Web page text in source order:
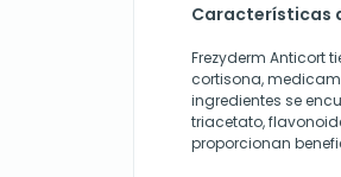
Características
Frezyderm Anticort
cortisona,
ingredientes se
triacetato,
proporcionan